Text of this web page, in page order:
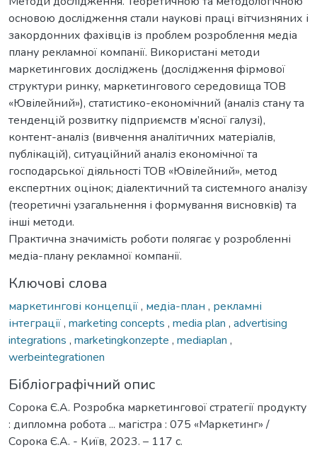
основою дослідження стали наукові праці вітчизняних і
закордонних фахівців із проблем розроблення медіа
плану рекламної компанії. Використані методи
маркетингових досліджень (дослідження фірмової
структури ринку, маркетингового середовища ТОВ
«Ювілейний»), статистико-економічний (аналіз стану та
тенденцій розвитку підприємств м’ясної галузі),
контент-аналіз (вивчення аналітичних матеріалів,
публікацій), ситуаційний аналіз економічної та
господарської діяльності ТОВ «Ювілейний», метод
експертних оцінок; діалектичний та системного аналізу
(теоретичні узагальнення і формування висновків) та
інші методи.
Практична значимість роботи полягає у розробленні
медіа-плану рекламної компанії.
Ключові слова
маркетингові концепції, медіа-план , рекламні
інтеграції, marketing concepts , media plan , advertising
integrations , marketingkonzepte , mediaplan ,
werbeintegrationen
Бібліографічний опис
Сорока Є.А. Розробка маркетингової стратегії продукту
: дипломна робота ... магістра : 075 «Маркетинг» /
Сорока Є.А. - Київ, 2023. – 117 с.